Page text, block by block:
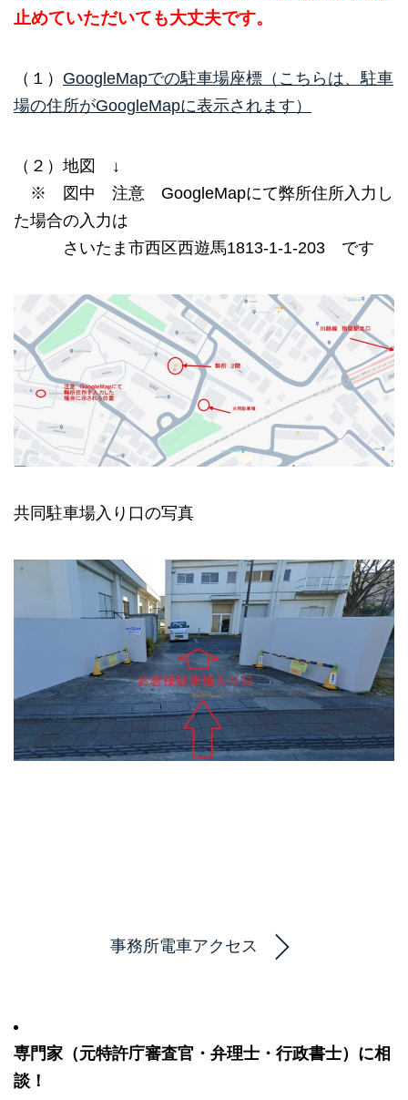
止めていただいても大丈夫です。
（１） GoogleMapでの駐車場座標（こちらは、駐車
場の住所がGoogleMapに表示されます）
（２）地図 ↓
※ 図中 注意 GoogleMapにて弊所住所入力し
た場合の入力は
さいたま市西区西遊馬1813-1-1-203 です
共同駐車場入り口の写真
事務所電車アクセス
専門家（元特許庁審査官・弁理士・行政書士）に相
談！